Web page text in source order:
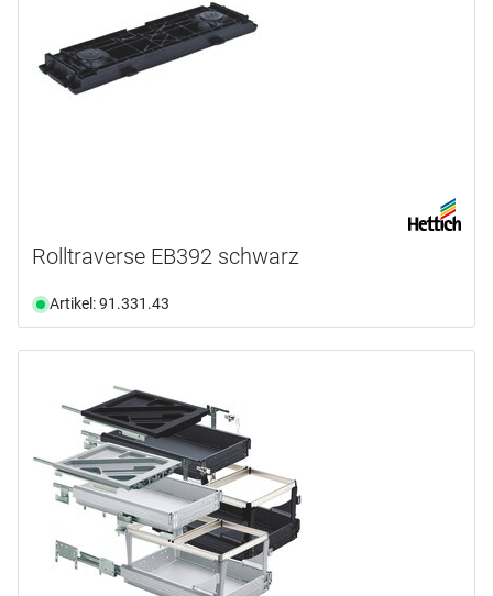
Rolltraverse EB392 schwarz
Artikel: 91.331.43